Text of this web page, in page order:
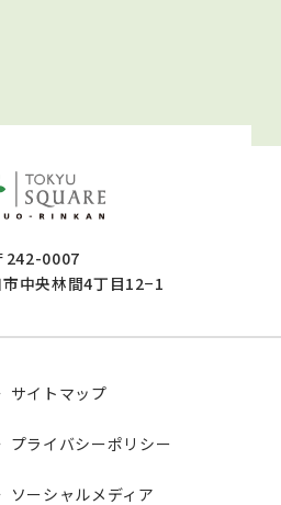
242-0007
中央林間4丁目12−1
サイトマップ
プライバシーポリシー
ソーシャルメディア